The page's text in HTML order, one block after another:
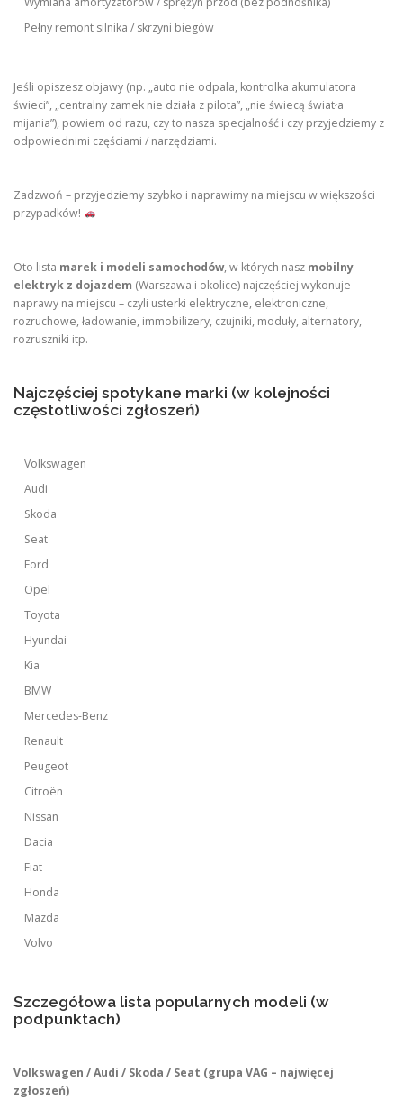
Pełny remont silnika / skrzyni biegów
Jeśli opiszesz objawy (np. „auto nie odpala, kontrolka akumulatora
świeci”, „centralny zamek nie działa z pilota”, „nie świecą światła
mijania”), powiem od razu, czy to nasza specjalność i czy przyjedziemy z
odpowiednimi częściami / narzędziami.
Zadzwoń – przyjedziemy szybko i naprawimy na miejscu w większości
przypadków!
Oto lista marek i modeli samochodów, w których nasz mobilny
elektryk z dojazdem (Warszawa i okolice) najczęściej wykonuje
naprawy na miejscu – czyli usterki elektryczne, elektroniczne,
rozruchowe, ładowanie, immobilizery, czujniki, moduły, alternatory,
rozruszniki itp.
Najczęściej spotykane marki (w kolejności
częstotliwości zgłoszeń)
Volkswagen
Audi
Skoda
Seat
Ford
Opel
Toyota
Hyundai
Kia
BMW
Mercedes-Benz
Renault
Peugeot
Citroën
Nissan
Dacia
Fiat
Honda
Mazda
Volvo
Szczegółowa lista popularnych modeli (w
podpunktach)
Volkswagen / Audi / Skoda / Seat (grupa VAG – najwięcej
zgłoszeń)